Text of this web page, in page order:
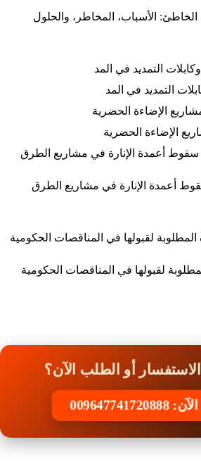
الأسباب، المخاطر، والحلول
التمديد في المد
الإضاءة الحضرية
أعمدة الإنارة في مشاريع الطرق
لقبولها في المناقصات الحكومية
أو الطلب الآن؟